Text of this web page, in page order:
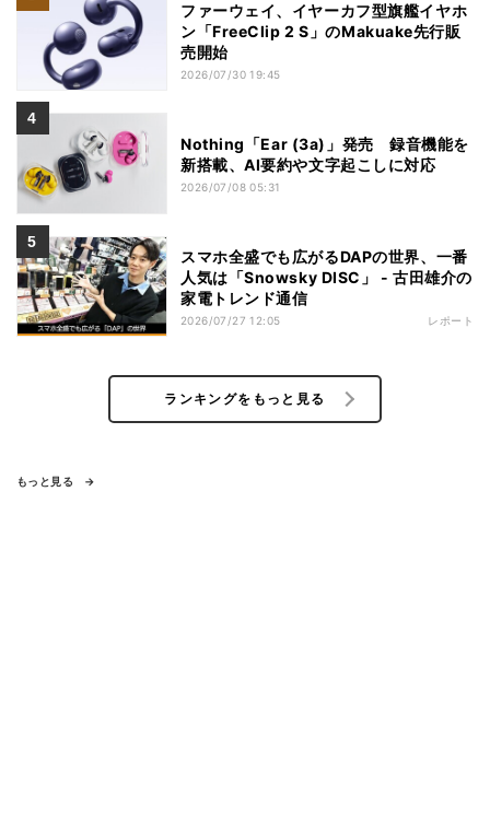
ファーウェイ、イヤーカフ型旗艦イヤホ
ン「FreeClip 2 S」のMakuake先行販
売開始
2026/07/30 19:45
Nothing「Ear (3a)」発売 録音機能を
新搭載、AI要約や文字起こしに対応
2026/07/08 05:31
スマホ全盛でも広がるDAPの世界、一番
人気は「Snowsky DISC」 - 古田雄介の
家電トレンド通信
2026/07/27 12:05 レポート
ランキングをもっと見る
もっと見る